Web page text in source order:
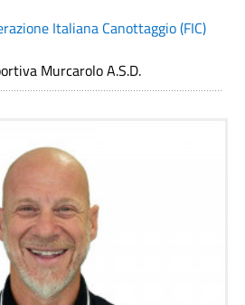
Italiana Canottaggio (FIC)
Murcarolo A.S.D.